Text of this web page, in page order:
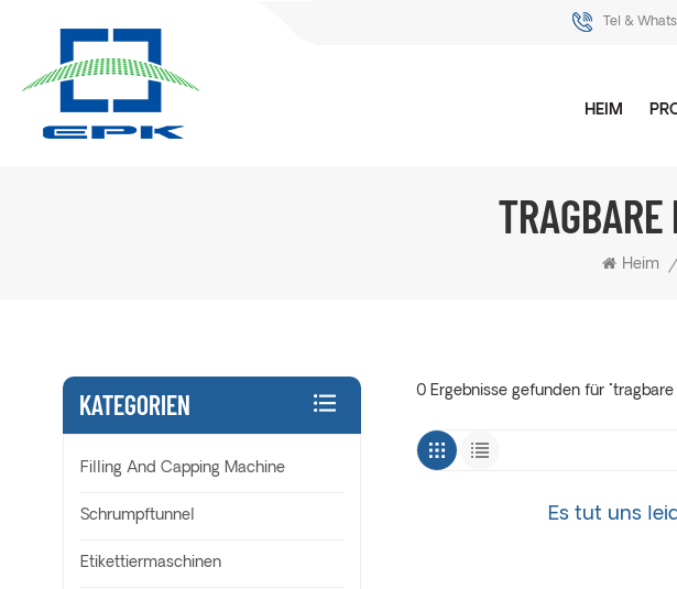
Tel &
HEIM
TRAGBARE
Heim /
0 Ergebnisse gefunden für "tragbare
Es tut uns
KATEGORIEN
Filling And Capping Machine
Schrumpftunnel
Etikettiermaschinen